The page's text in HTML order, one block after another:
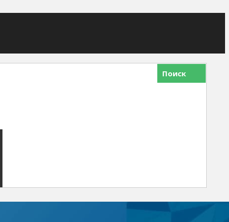
Поиск